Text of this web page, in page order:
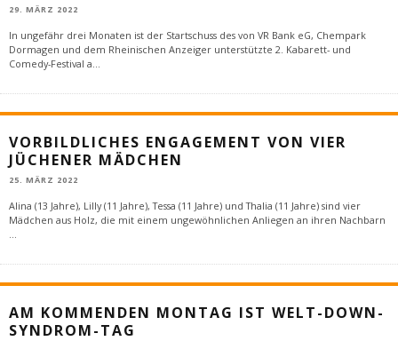
29. MÄRZ 2022
In ungefähr drei Monaten ist der Startschuss des von VR Bank eG, Chempark
Dormagen und dem Rheinischen Anzeiger unterstützte 2. Kabarett- und
Comedy-Festival a
VORBILDLICHES ENGAGEMENT VON VIER
JÜCHENER MÄDCHEN
25. MÄRZ 2022
Alina (13 Jahre), Lilly (11 Jahre), Tessa (11 Jahre) und Thalia (11 Jahre) sind vier
Mädchen aus Holz, die mit einem ungewöhnlichen Anliegen an ihren Nachbarn
AM KOMMENDEN MONTAG IST WELT-DOWN-
SYNDROM-TAG